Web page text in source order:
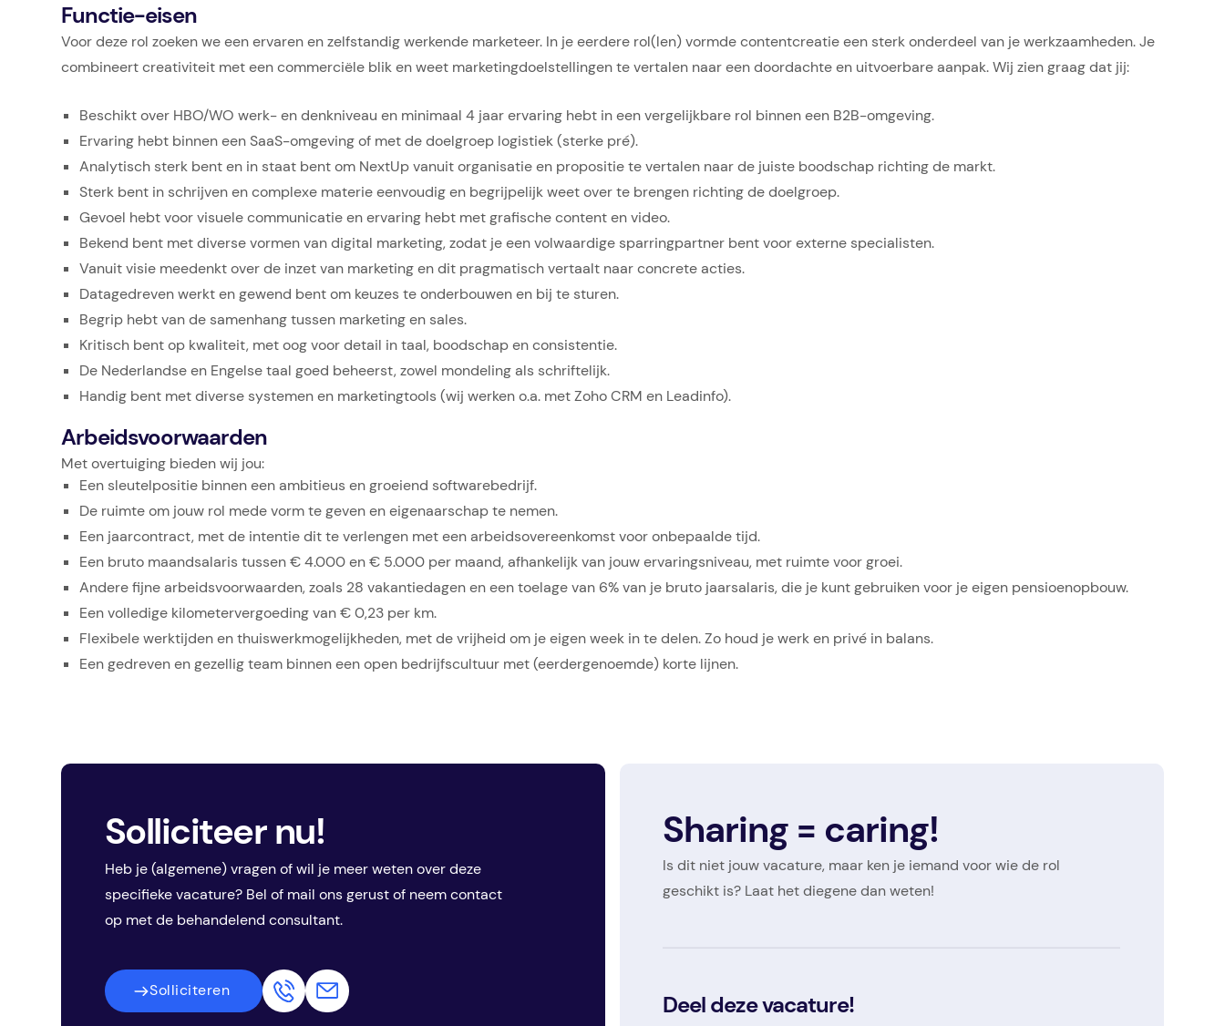
Functie-eisen
Voor deze rol zoeken we een ervaren en zelfstandig werkende marketeer. In je eerdere rol(len) vormde contentcreatie een sterk onderdeel van je werkzaamheden. Je
combineert creativiteit met een commerciële blik en weet marketingdoelstellingen te vertalen naar een doordachte en uitvoerbare aanpak. Wij zien graag dat jij:
Beschikt over HBO/WO werk- en denkniveau en minimaal 4 jaar ervaring hebt in een vergelijkbare rol binnen een B2B-omgeving.
Ervaring hebt binnen een SaaS-omgeving of met de doelgroep logistiek (sterke pré).
Analytisch sterk bent en in staat bent om NextUp vanuit organisatie en propositie te vertalen naar de juiste boodschap richting de markt.
Sterk bent in schrijven en complexe materie eenvoudig en begrijpelijk weet over te brengen richting de doelgroep.
Gevoel hebt voor visuele communicatie en ervaring hebt met grafische content en video.
Bekend bent met diverse vormen van digital marketing, zodat je een volwaardige sparringpartner bent voor externe specialisten.
Vanuit visie meedenkt over de inzet van marketing en dit pragmatisch vertaalt naar concrete acties.
Datagedreven werkt en gewend bent om keuzes te onderbouwen en bij te sturen.
Begrip hebt van de samenhang tussen marketing en sales.
Kritisch bent op kwaliteit, met oog voor detail in taal, boodschap en consistentie.
De Nederlandse en Engelse taal goed beheerst, zowel mondeling als schriftelijk.
Handig bent met diverse systemen en marketingtools (wij werken o.a. met Zoho CRM en Leadinfo).
Arbeidsvoorwaarden
Met overtuiging bieden wij jou:
Een sleutelpositie binnen een ambitieus en groeiend softwarebedrijf.
De ruimte om jouw rol mede vorm te geven en eigenaarschap te nemen.
Een jaarcontract, met de intentie dit te verlengen met een arbeidsovereenkomst voor onbepaalde tijd.
Een bruto maandsalaris tussen € 4.000 en € 5.000 per maand, afhankelijk van jouw ervaringsniveau, met ruimte voor groei.
Andere fijne arbeidsvoorwaarden, zoals 28 vakantiedagen en een toelage van 6% van je bruto jaarsalaris, die je kunt gebruiken voor je eigen pensioenopbouw.
Een volledige kilometervergoeding van € 0,23 per km.
Flexibele werktijden en thuiswerkmogelijkheden, met de vrijheid om je eigen week in te delen. Zo houd je werk en privé in balans.
Een gedreven en gezellig team binnen een open bedrijfscultuur met (eerdergenoemde) korte lijnen.
Solliciteer nu!
Heb je (algemene) vragen of wil je meer weten over deze
specifieke vacature? Bel of mail ons gerust of neem contact
op met de behandelend consultant.
Solliciteren
Solliciteren
Sharing = caring!
Is dit niet jouw vacature, maar ken je iemand voor wie de rol
geschikt is? Laat het diegene dan weten!
Deel deze vacature!